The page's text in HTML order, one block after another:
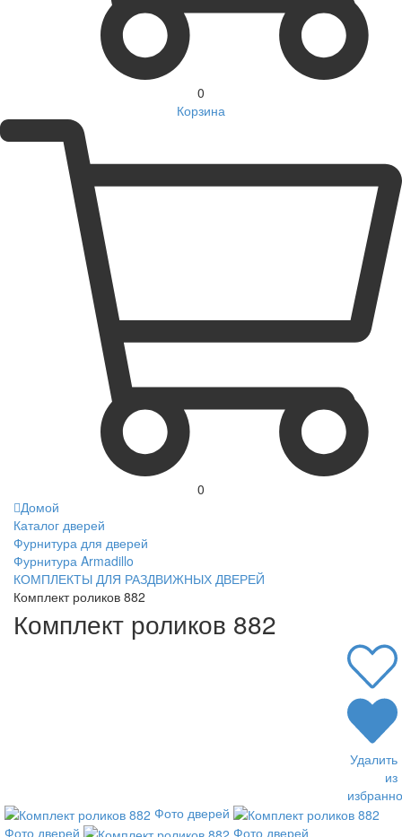
0
Корзина
0
Домой
Каталог дверей
Фурнитура для дверей
Фурнитура Armadillo
КОМПЛЕКТЫ ДЛЯ РАЗДВИЖНЫХ ДВЕРЕЙ
Комплект роликов 882
Комплект роликов 882
Удалить
из
Фото дверей
Фото дверей
Фото дверей